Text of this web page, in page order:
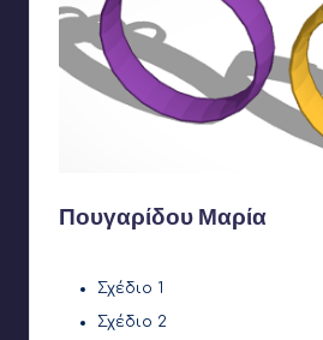
Πουγαρίδου Μαρία
Σχέδιο 1
Σχέδιο 2